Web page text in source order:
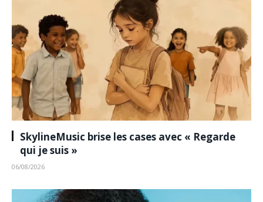
SkylineMusic brise les cases avec « Regarde
qui je suis »
06/08/2026